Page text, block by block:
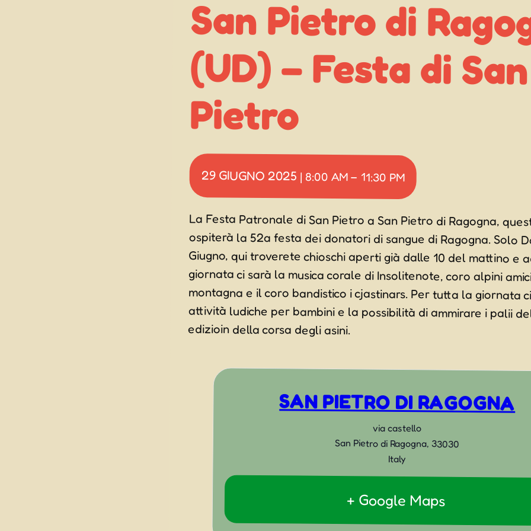
San Pietro di
(UD) – Festa di
Pietro
29 GIUGNO 2025 | 8:00 AM – 11:30 PM
La Festa Patronale di San Pietro a San Pietro di Ragogna,
ospiterà la 52a festa dei donatori di sangue di Ragogna. Solo
Giugno, qui troverete chioschi aperti già dalle 10 del mattino e ad
giornata ci sarà la musica corale di Insolitenote, coro alpini
montagna e il coro bandistico i cjastinars. Per tutta la giornata ci
attività ludiche per bambini e la possibilità di ammirare i palii delle
edizioin della corsa degli asini.
SAN PIETRO DI RAGOGNA
via castello
San Pietro di Ragogna, 33030
Italy
+ Google Maps